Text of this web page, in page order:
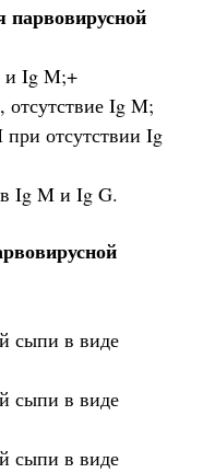
парвовирусной
и Ig M;+
Ig M;
отсутствии Ig
Ig M и Ig G.
сыпи в виде
сыпи в виде
сыпи в виде